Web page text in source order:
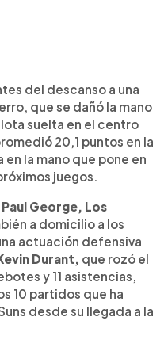
del descanso a una
que se dañó la mano
suelta en el centro
20,1 puntos en la
la mano que pone en
juegos.
Paul George, Los
a domicilio a los
actuación defensiva
Durant, que rozó el
y 11 asistencias,
10 partidos que ha
desde su llegada a la